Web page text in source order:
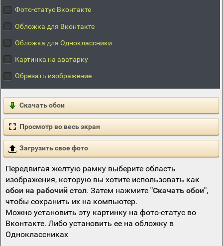
Фото-статус Вконтакте
Обложка для Вконтакте
Обложка для Одноклассники
Картинка на аватарку
Обрезать изображение
Скачать обои
Просмотр во весь экран
Загрузить свое фото
Передвигая желтую рамку выберите область
изображения, которую вы хотите использовать как
обои на рабочий стол. Затем нажмите "Скачать обои",
чтобы сохранить их на компьютер.
Можно установить эту картинку на фото-статус во
Вконтакте. Либо установить ее на обложку в
Одноклассниках